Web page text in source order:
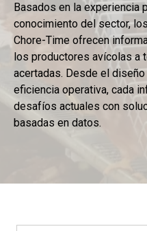
Basados ​​en la experiencia
conocimiento del sector,
Chore-Time ofrecen
los productores avícolas a
acertadas. Desde el
eficiencia operativa, cada
desafíos actuales con
basadas en datos.